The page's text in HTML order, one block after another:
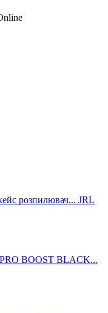
розпилювач... JRL
BOOST BLACK...